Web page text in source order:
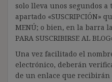
solo lleva unos segundos
apartado «SUSCRIPCIÓN»
MENÚ; o bien, en la barra
PARA SUSCRIBIRSE AL
Una vez facilitado el
electrónico, deberán
de un enlace que